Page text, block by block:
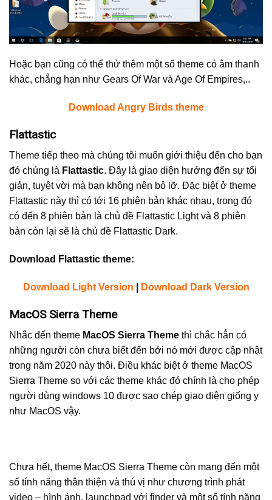
Hoặc bạn cũng có thể thử thêm một số theme có âm thanh
khác, chẳng hạn như Gears Of War và Age Of Empires,..
Download Angry Birds theme
Flattastic
Theme tiếp theo mà chúng tôi muốn giới thiệu đến cho bạn
đó chúng là Flattastic. Đây là giao diện hướng đến sự tối
giản, tuyệt vời mà bạn không nên bỏ lỡ. Đặc biệt ở theme
Flattastic này thì có tới 16 phiên bản khác nhau, trong đó
có đến 8 phiên bản là chủ đề Flattastic Light và 8 phiên
bản còn lại sẽ là chủ đề Flattastic Dark.
Download Flattastic theme:
Download Light Version Download Dark Version
MacOS Sierra Theme
Nhắc đến theme MacOS Sierra Theme thì chắc hẳn có
những người còn chưa biết đến bởi nó mới được cập nhật
trong năm 2020 này thôi. Điều khác biệt ở theme MacOS
Sierra Theme so với các theme khác đó chính là cho phép
người dùng windows 10 được sao chép giao diện giống y
như MacOS vậy.
Chưa hết, theme MacOS Sierra Theme còn mang đến một
số tính năng thân thiện và thú vị như chương trình phát
video – hình ảnh, launchpad với finder và một số tính năng